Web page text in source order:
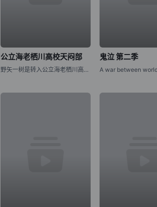
公立海老栖川高校天闷部
野矢一树是转入公立海老栖川高校的新生，对天文感兴趣的他本想申请加入天文部，但却错入部室，成为了原本仅由女生组成的天闷部的一员。在这里，一树遇到了个性鲜明的女生部员们，有常常搞出问题来的户田山响子、天闷
鬼泣 第二季